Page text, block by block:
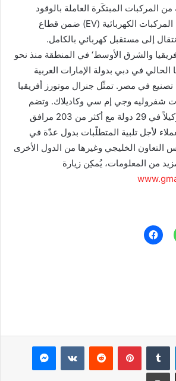
المركبات المبتكَرة العاملة بالوقود
والمجموعة الأوسع من المركبات الكهربائية (EV) ضمن قطاع
إلى مستقبل كهربائي بالكامل.
والشرق الأوسط‘ في المنطقة منذ نحو
الحالي في دبي بدولة الإمارات العربية
تصنيع في مصر. تمثّل جنرال موتورز أفريقيا
شفروليه وجي إم سي وكاديلاك. وتضم
الشركة شبكة من 17 وكيلاً في 29 دولة مع أكثر من 203 مرافق
لأجل تلبية المتطلّبات بدول عدّة في
التعاون الخليجي وغيرها من الدول الأخرى
من المعلومات، يُمكِن زيارة
لينكدإن بينتيريست ماسنجر
مشاركة عبر البريد طباعة